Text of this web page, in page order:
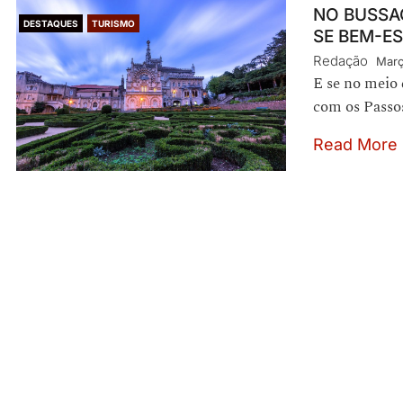
DESTAQUES TURISMO
NO
SE BEM-
Redação
E se no
com os
Read More